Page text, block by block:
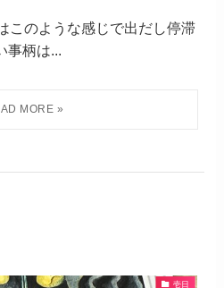
このような感じで出だし停滞
事柄は...
壱日